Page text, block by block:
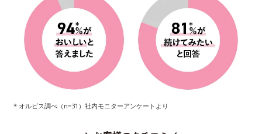
* オルビス調べ（n=31）社内モニターアンケートより